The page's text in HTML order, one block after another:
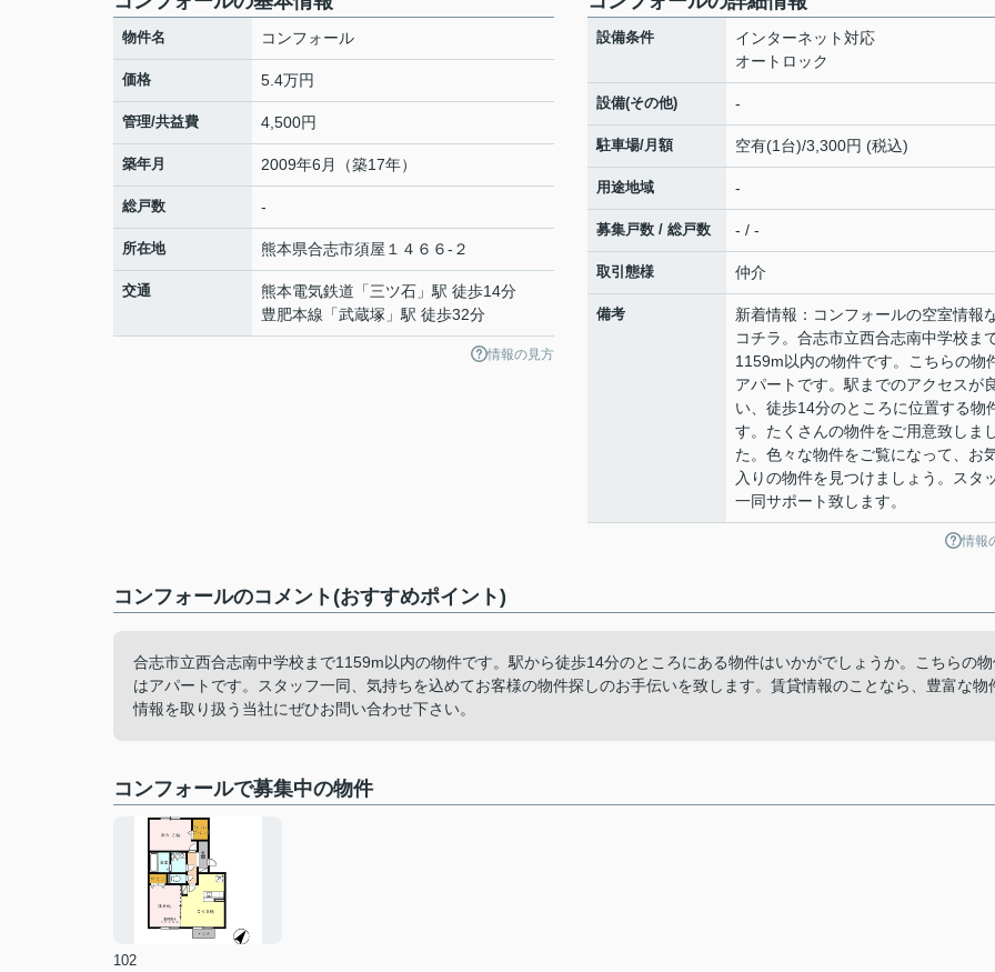
物件名 コンフォール
価格 5.4万円
管理/共益費 4,500円
築年月 2009年6月（築17年）
総戸数 -
所在地 熊本県合志市須屋 １４６６-２
交通 熊本電気鉄道 「三ツ石 」駅 徒歩14分
豊肥本線 「武蔵塚 」駅 徒歩32分
情報の見方
設備条件
インターネット対応
オートロック
設備(その他) -
駐車場/月額 空有(1台)/3,300円 (税込)
用途地域 -
募集戸数 / 総戸数 - / -
取引態様 仲介
備考
新着情報：コンフォールの空室情報
コチラ。合志市立西合志南中学校ま
1159m以内の物件です。こちらの物
アパートです。駅までのアクセスが
い、徒歩14分のところに位置する物
す。たくさんの物件をご用意致しま
た。色々な物件をご覧になって、お
入りの物件を見つけましょう。スタ
一同サポート致します。
情報
コンフォールのコメント(おすすめポイント)
合志市立西合志南中学校まで1159m以内の物件です。駅から徒歩14分のところにある物件はいかがでしょうか。こちらの
はアパートです。スタッフ一同、気持ちを込めてお客様の物件探しのお手伝いを致します。賃貸情報のことなら、豊富な物
情報を取り扱う当社にぜひお問い合わせ下さい。
コンフォールで募集中の物件
102